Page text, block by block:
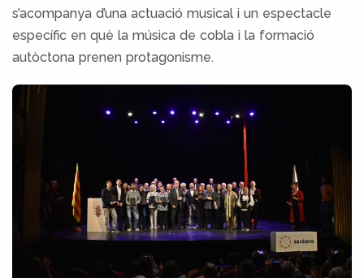
s’acompanya d’una actuació musical i un espectacle
específic en què la música de cobla i la formació
autòctona prenen protagonisme.